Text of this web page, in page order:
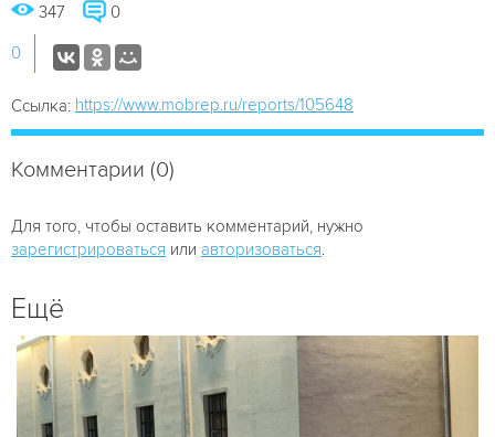
347 0
0
Ссылка: https://www.mobrep.ru/reports/105648
Комментарии (0)
Для того, чтобы оставить комментарий, нужно
зарегистрироваться или авторизоваться
Ещё